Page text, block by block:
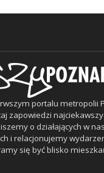
portalu metropolii
zapowiedzi
o działających w
i relacjonujemy
się być blisko